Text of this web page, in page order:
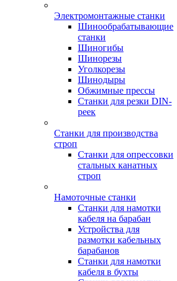
Электромонтажные станки
Шинообрабатывающие
станки
Шиногибы
Шинорезы
Уголкорезы
Шинодыры
Обжимные прессы
Станки для резки DIN-
реек
Станки для производства
строп
Станки для опрессовки
стальных канатных
строп
Намоточные станки
Станки для намотки
кабеля на барабан
Устройства для
размотки кабельных
барабанов
Станки для намотки
кабеля в бухты